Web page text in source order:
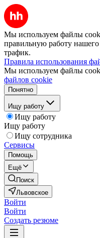
Мы используем файлы
правильную работу нашего
трафик.
Правила использования
Мы используем файлы
файлов cookie
Понятно
Ищу работу
Ищу работу
Ищу работу
Ищу сотрудника
Сервисы
Помощь
Ещё
Поиск
Львовское
Войти
Войти
Создать резюме